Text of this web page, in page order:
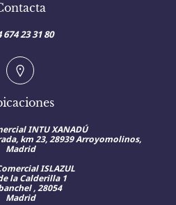
674 23 31 80
INTU XANADÚ
km 23, 28939 Arroyomolinos,
Madrid
ISLAZUL
la Calderilla 1
, 28054
Madrid